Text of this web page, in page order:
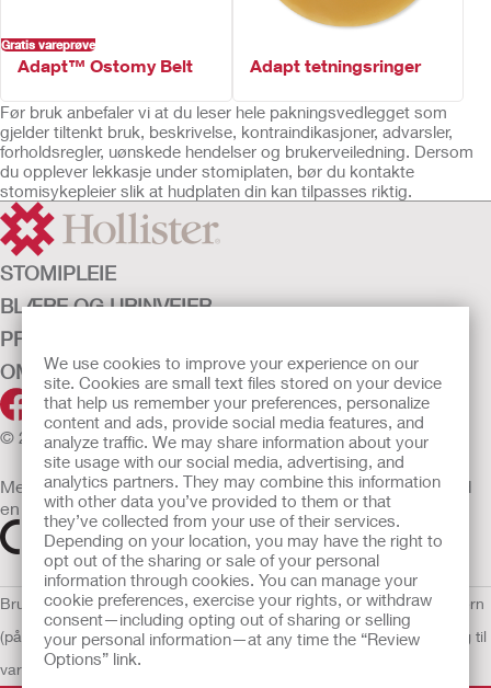
We use cookies to improve your experience on our
site. Cookies are small text files stored on your device
that help us remember your preferences, personalize
content and ads, provide social media features, and
analyze traffic. We may share information about your
site usage with our social media, advertising, and
analytics partners. They may combine this information
with other data you’ve provided to them or that
they’ve collected from your use of their services.
Depending on your location, you may have the right to
opt out of the sharing or sale of your personal
information through cookies. You can manage your
cookie preferences, exercise your rights, or withdraw
consent—including opting out of sharing or selling
your personal information—at any time the “Review
Options” link.
Gratis vareprøve
Adapt™ Ostomy Belt Adapt tetningsringer
Før bruk anbefaler vi at du leser hele pakningsvedlegget som
gjelder tiltenkt bruk, beskrivelse, kontraindikasjoner, advarsler,
forholdsregler, uønskede hendelser og brukerveiledning. Dersom
du opplever lekkasje under stomiplaten, bør du kontakte
stomisykepleier slik at hudplaten din kan tilpasses riktig.
STOMIPLEIE
BLÆRE OG URINVEIER
PRODUKTER
OM OSS
© 2026 Hollister Incorporated
Medisinsk utstyr som selges i EU er etter behov merket med
en av følgende symboler
BruksvilkårRetningslinjer for personvernRetningslinjer for personvern
(på engelsk)Informasjonskapsler Åpenhetslov Erklæring EU Varsling til
varslere